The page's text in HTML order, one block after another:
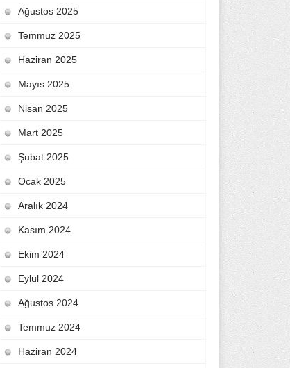
Ağustos 2025
Temmuz 2025
Haziran 2025
Mayıs 2025
Nisan 2025
Mart 2025
Şubat 2025
Ocak 2025
Aralık 2024
Kasım 2024
Ekim 2024
Eylül 2024
Ağustos 2024
Temmuz 2024
Haziran 2024